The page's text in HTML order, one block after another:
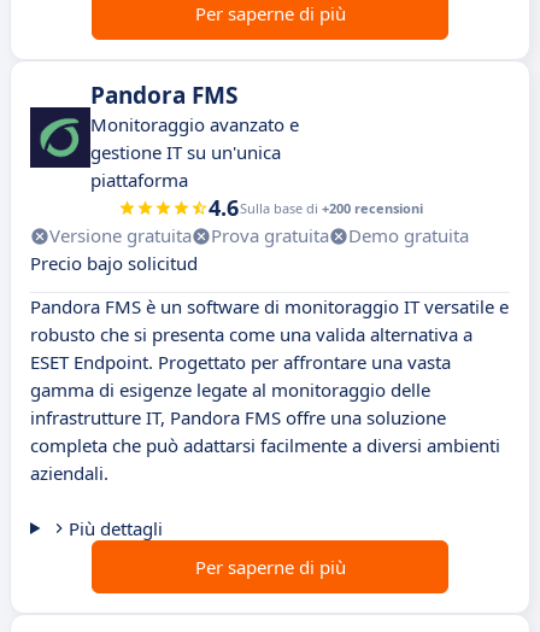
Per saperne di più
Pandora FMS
Monitoraggio avanzato e
gestione IT su un'unica
piattaforma
4.6Sulla base di +200 recensioni
Versione gratuita Prova gratuita
Demo gratuita
Precio bajo solicitud
Pandora FMS è un software di monitoraggio IT versatile e
robusto che si presenta come una valida alternativa a
ESET Endpoint. Progettato per affrontare una vasta
gamma di esigenze legate al monitoraggio delle
infrastrutture IT, Pandora FMS offre una soluzione
completa che può adattarsi facilmente a diversi ambienti
aziendali.
Più dettagli
Per saperne di più